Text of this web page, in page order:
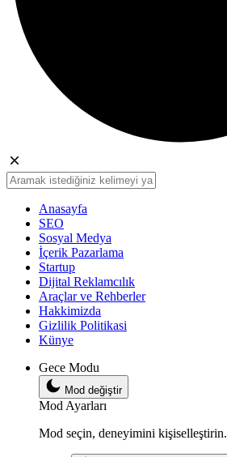
Anasayfa
SEO
Sosyal Medya
İçerik Pazarlama
Startup
Dijital Reklamcılık
Araçlar ve Rehberler
Hakkimizda
Gizlilik Politikasi
Künye
Gece Modu
Mod değiştir
Mod Ayarları
Mod seçin, deneyimini kişiselleştirin.